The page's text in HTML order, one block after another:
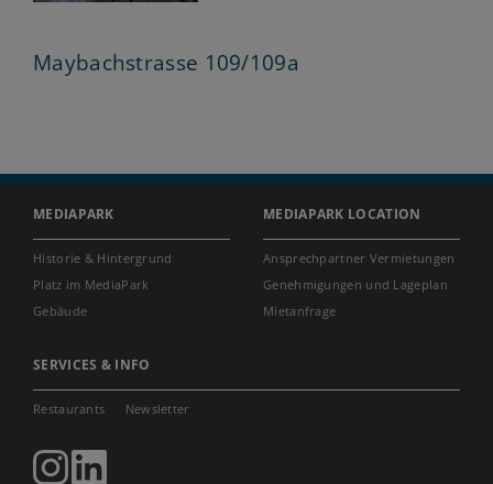
Maybachstrasse 109/109a
MEDIAPARK
Historie & Hintergrund
Platz im MediaPark
Gebäude
MEDIAPARK LOCATION
Ansprechpartner Vermietungen
Genehmigungen und Lageplan
Mietanfrage
SERVICES & INFO
Restaurants Newsletter